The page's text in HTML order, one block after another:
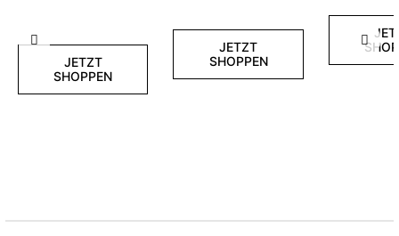
Zurück
JETZT
SHOPPEN
JETZT
SHOPPEN